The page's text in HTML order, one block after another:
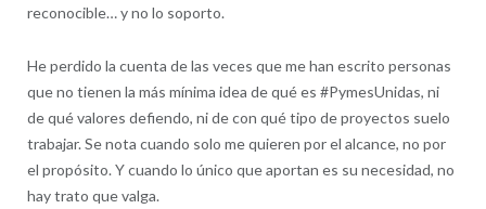
reconocible… y no lo soporto.
He perdido la cuenta de las veces que me han escrito personas
que no tienen la más mínima idea de qué es #PymesUnidas, ni
de qué valores defiendo, ni de con qué tipo de proyectos suelo
trabajar. Se nota cuando solo me quieren por el alcance, no por
el propósito. Y cuando lo único que aportan es su necesidad, no
hay trato que valga.